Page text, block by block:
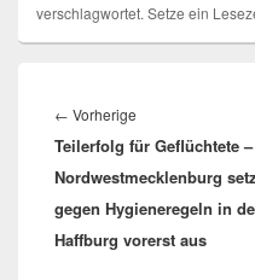
verschlagwortet. Setze ein
← Vorherige
Beitrag:
Teilerfolg für Geflüchtete
Nordwestmecklenburg
gegen Hygieneregeln in
Haffburg vorerst aus